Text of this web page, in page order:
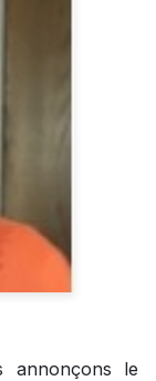
annonçons le